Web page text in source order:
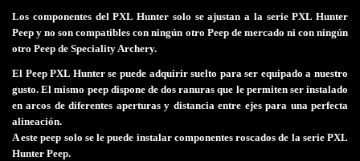
Los componentes del PXL Hunter solo se ajustan a la serie PXL Hunter
Peep y no son compatibles con ningún otro Peep de mercado ni con ningún
otro Peep de Speciality Archery.
El Peep PXL Hunter se puede adquirir suelto para ser equipado a nuestro
gusto. El mismo peep dispone de dos ranuras que le permiten ser instalado
en arcos de diferentes aperturas y distancia entre ejes para una perfecta
alineación.
A este peep solo se le puede instalar componentes roscados de la serie PXL
Hunter Peep.